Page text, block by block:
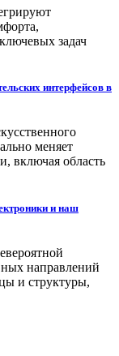
задач
интерфейсов в
меняет
включая область
и наш
направлений
и структуры,